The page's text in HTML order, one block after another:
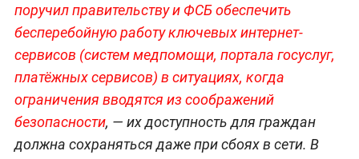
поручил правительству и ФСБ обеспечить
бесперебойную работу ключевых интернет-
сервисов (систем медпомощи, портала госуслуг,
платёжных сервисов) в ситуациях, когда
ограничения вводятся из соображений
безопасности, — их доступность для граждан
должна сохраняться даже при сбоях в сети. В